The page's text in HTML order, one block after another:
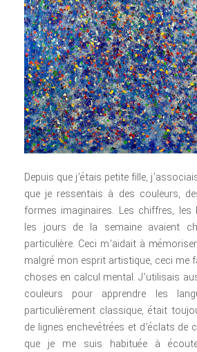
Depuis que j’étais petite fille,
que je ressentais à des couleurs,
formes imaginaires. Les chiffres,
les jours de la semaine avaient
particulière. Ceci m’aidait à
malgré mon esprit artistique, ceci me
choses en calcul mental. J’utilisais
couleurs pour apprendre les
particulièrement classique, était
de lignes enchevêtrées et d’éclats de
que je me suis habituée à